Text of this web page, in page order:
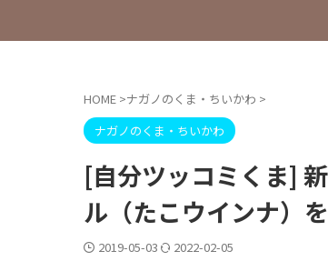
HOME >ナガノのくま・ちいかわ >
ナガノのくま・ちいかわ
[自分ツッコミくま]
ル（たこウインナ）
2019-05-03 2022-02-05